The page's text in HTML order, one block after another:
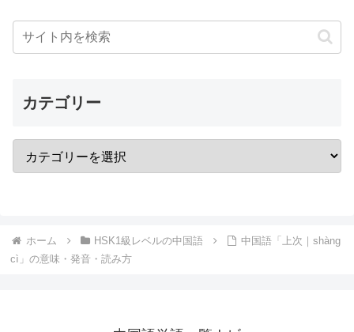
カテゴリー
ホーム HSK1級レベルの中国語
中国語「上次｜shàng
cì」の意味・発音・読み方